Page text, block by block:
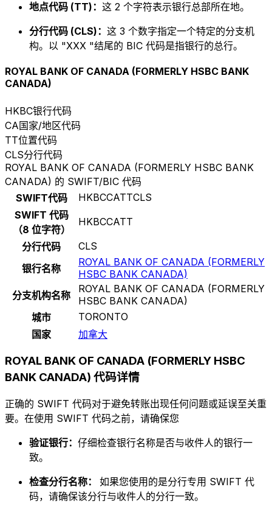
地点代码 (TT)： 这 2 个字符表示银行总部所在地。
分行代码 (CLS)： 这 3 个数字指定一个特定的分支机
构。以 "XXX "结尾的 BIC 代码是指银行的总行。
ROYAL BANK OF CANADA (FORMERLY HSBC BANK
CANADA)
HKBC银行代码
CA国家/地区代码
TT位置代码
CLS分行代码
ROYAL BANK OF CANADA (FORMERLY HSBC BANK
CANADA) 的 SWIFT/BIC 代码
SWIFT代码
HKBCCATTCLS
SWIFT 代码
（8 位字符）
HKBCCATT
分行代码
CLS
银行名称
ROYAL BANK OF CANADA (FORMERLY
HSBC BANK CANADA)
分支机构名称
ROYAL BANK OF CANADA (FORMERLY
HSBC BANK CANADA)
城市
TORONTO
国家
加拿大
ROYAL BANK OF CANADA (FORMERLY HSBC
BANK CANADA) 代码详情
正确的 SWIFT 代码对于避免转账出现任何问题或延误至关重
要。在使用 SWIFT 代码之前，请确保您
验证银行： 仔细检查银行名称是否与收件人的银行一
致。
检查分行名称： 如果您使用的是分行专用 SWIFT 代
码，请确保该分行与收件人的分行一致。